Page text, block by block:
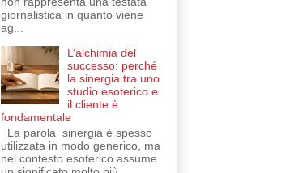
giornalistica in quanto viene
ag...
L’alchimia del
successo: perché
la sinergia tra uno
studio esoterico e
il cliente è
fondamentale
La parola sinergia è spesso
utilizzata in modo generico, ma
nel contesto esoterico assume